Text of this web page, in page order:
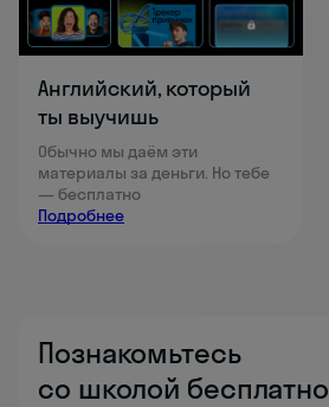
Английский, который
ты выучишь
Обычно мы даём эти
материалы за деньги. Но тебе
— бесплатно
Подробнее
Познакомьтесь
со школой бесплатно